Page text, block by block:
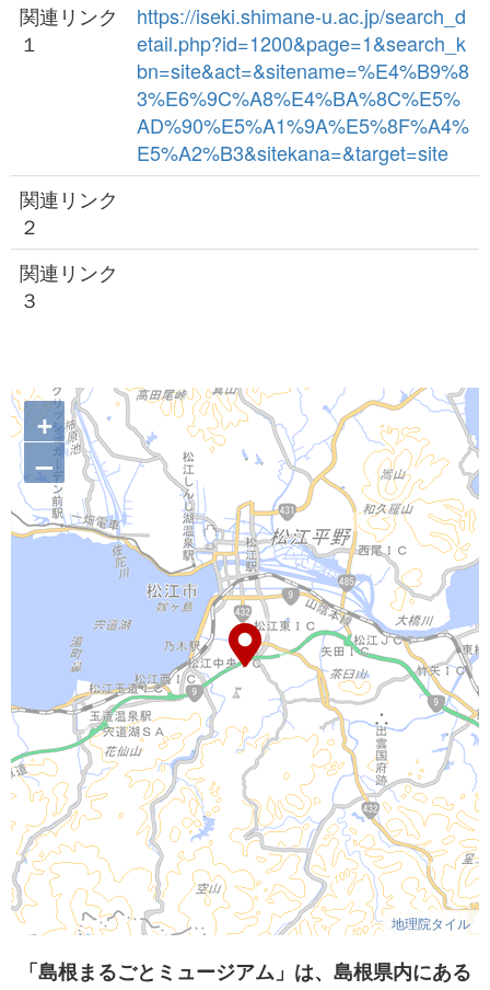
関連リンク
１
https://iseki.shimane-u.ac.jp/search_d
etail.php?id=1200&page=1&search_k
bn=site&act=&sitename=%E4%B9%8
3%E6%9C%A8%E4%BA%8C%E5%
AD%90%E5%A1%9A%E5%8F%A4%
E5%A2%B3&sitekana=&target=site
関連リンク
２
関連リンク
３
+
–
地理院タイル
「島根まるごとミュージアム」は、島根県内にある